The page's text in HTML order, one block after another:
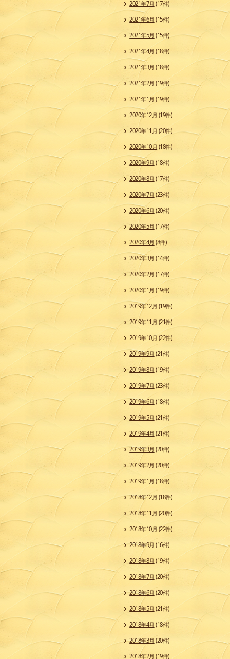
2021年7月 (17件)
2021年6月 (15件)
2021年5月 (15件)
2021年4月 (18件)
2021年3月 (18件)
2021年2月 (19件)
2021年1月 (19件)
2020年12月 (19件)
2020年11月 (20件)
2020年10月 (18件)
2020年9月 (18件)
2020年8月 (17件)
2020年7月 (23件)
2020年6月 (20件)
2020年5月 (17件)
2020年4月 (8件)
2020年3月 (14件)
2020年2月 (17件)
2020年1月(19件)
2019年12月 (19件)
2019年11月 (21件)
2019年10月 (22件)
2019年9月 (21件)
2019年8月 (19件)
2019年7月(23件)
2019年6月 (18件)
2019年5月 (21件)
2019年4月 (21件)
2019年3月 (20件)
2019年2月 (20件)
2019年1月(18件)
2018年12月 (18件)
2018年11月 (20件)
2018年10月(22件)
2018年9月 (16件)
2018年8月 (19件)
2018年7月 (20件)
2018年6月 (20件)
2018年5月 (21件)
2018年4月 (18件)
2018年3月 (20件)
2018年2月 (19件)